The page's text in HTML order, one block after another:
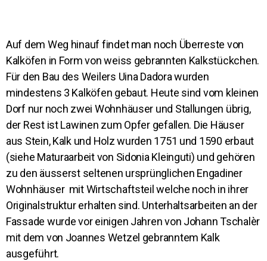
Auf dem Weg hinauf findet man noch Überreste von
Kalköfen in Form von weiss gebrannten Kalkstückchen.
Für den Bau des Weilers Uina Dadora wurden
mindestens 3 Kalköfen gebaut. Heute sind vom kleinen
Dorf nur noch zwei Wohnhäuser und Stallungen übrig,
der Rest ist Lawinen zum Opfer gefallen. Die Häuser
aus Stein, Kalk und Holz wurden 1751 und 1590 erbaut
(siehe Maturaarbeit von Sidonia Kleinguti) und gehören
zu den äusserst seltenen ursprünglichen Engadiner
Wohnhäuser mit Wirtschaftsteil welche noch in ihrer
Originalstruktur erhalten sind. Unterhaltsarbeiten an der
Fassade wurde vor einigen Jahren von Johann Tschalèr
mit dem von Joannes Wetzel gebranntem Kalk
ausgeführt.